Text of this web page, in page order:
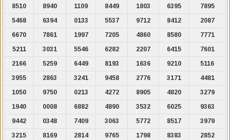
8510
8940 1109 8449 1803 6395
7895
5468
6394 0133 5537 9712 8412
2087
6670
7861 1997 7205 4860 8580
7771
5211
3031 5546 6282 2207 6415
7601
2166
5259 6449 8193 1636 9210
5116
3955
2863 3241 9458 2776 3171
4481
1050
9750 0213 4272 8905 4820
3279
1940
0008 6882 4890 3532 6025
9363
9442
0348 7409 3063 5772 8517
3979
3215
8169 2814 9765 1798 8383
2852